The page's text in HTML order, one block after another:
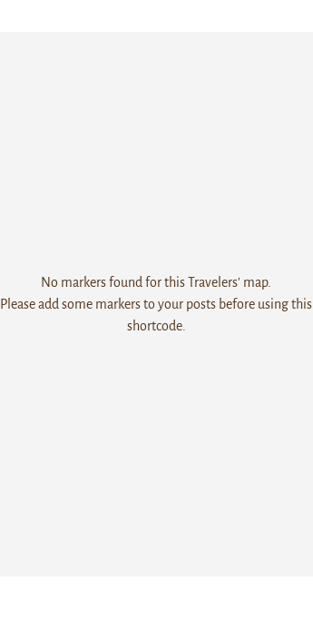
No markers found for this Travelers' map.
Please add some markers to your posts before using this
shortcode.